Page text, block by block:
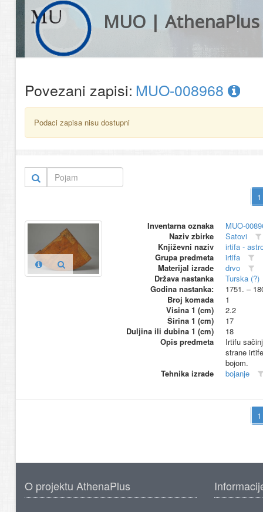
MUO | AthenaPlus
Povezani zapisi: MUO-008968
Podaci zapisa nisu dostupni
Inventarna oznaka
MUO-
Naziv zbirke
Satovi
Književni naziv
irtifa -
Grupa predmeta
irtifa
Materijal izrade
drvo
Država nastanka
Turska (?)
Godina nastanka:
1751. –
Broj komada
1
Visina 1 (cm)
2.2
Širina 1 (cm)
17
Duljina ili dubina 1 (cm)
18
Opis predmeta
Irtifu
strane
bojom.
Tehnika izrade
bojanje
O projektu AthenaPlus